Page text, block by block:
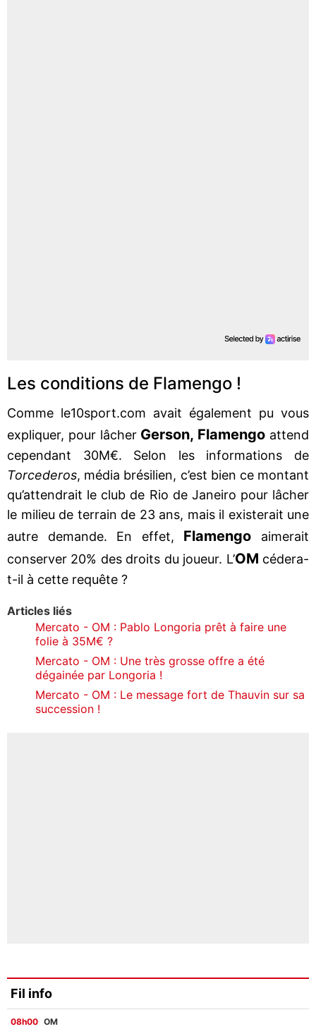
Les conditions de Flamengo !
Comme le10sport.com avait également pu vous
expliquer, pour lâcher Gerson, Flamengo attend
cependant 30M€. Selon les informations de
Torcederos, média brésilien, c’est bien ce montant
qu’attendrait le club de Rio de Janeiro pour lâcher
le milieu de terrain de 23 ans, mais il existerait une
autre demande. En effet, Flamengo aimerait
conserver 20% des droits du joueur. L’OM cédera-
t-il à cette requête ?
Articles liés
Mercato - OM : Pablo Longoria prêt à faire une
folie à 35M€ ?
Mercato - OM : Une très grosse offre a été
dégainée par Longoria !
Mercato - OM : Le message fort de Thauvin sur sa
succession !
Fil info
08h00 OM